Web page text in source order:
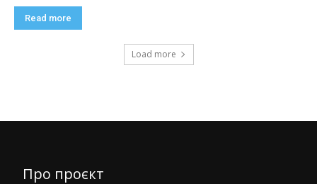
Read more
Load more
Про проєкт